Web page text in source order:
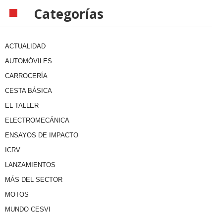
Categorías
ACTUALIDAD
AUTOMÓVILES
CARROCERÍA
CESTA BÁSICA
EL TALLER
ELECTROMECÁNICA
ENSAYOS DE IMPACTO
ICRV
LANZAMIENTOS
MÁS DEL SECTOR
MOTOS
MUNDO CESVI